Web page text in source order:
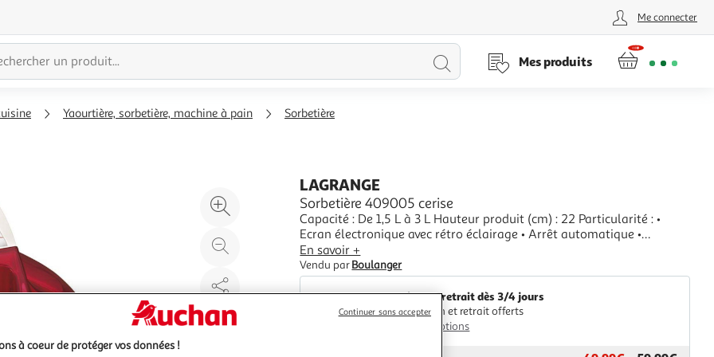
Me connecter
Lancer
Mes produits
Yaourtière, sorbetière, machine à pain Sorbetière
Agrandir
l'illustration
l'illustration
à
100
%
Partager
le
produit
LAGRANGE
Sorbetière 409005 cerise
Capacité : De 1,5 L à 3 L Hauteur produit (cm) : 22 Particularité : •
Ecran électronique avec rétro éclairage • Arrêt automatique •
Couvercle transparent avec ouverture • Cuve réfrigérante - contenance
: 1,5 L • Couvercle de stockage • Cuillère à glace...
En savoir +
Vendu parBoulanger
Livr. ou retrait dès 3/4 jours
Livraison et retrait offerts
Plus d'options
à coeur de protéger vos données !
Continuer sans accepter